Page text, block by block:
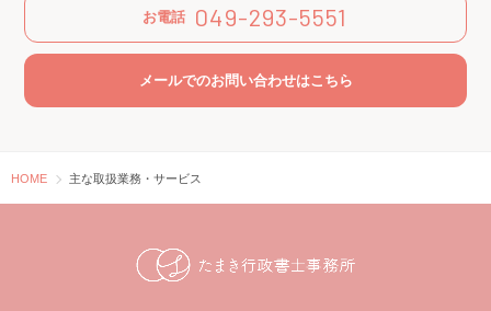
お電話 049-293-5551
メールでのお問い合わせはこちら
HOME 主な取扱業務・サービス